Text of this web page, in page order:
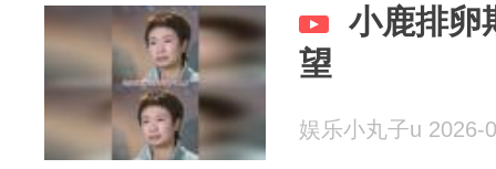
小鹿排卵
望
娱乐小丸子u 2026-